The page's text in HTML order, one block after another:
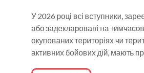
У 2026 році всі вступники,
або задекларовані на
окупованих територіях чи
активних бойових дій, мають